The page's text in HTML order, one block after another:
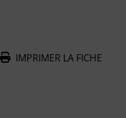
IMPRIMER LA FICHE